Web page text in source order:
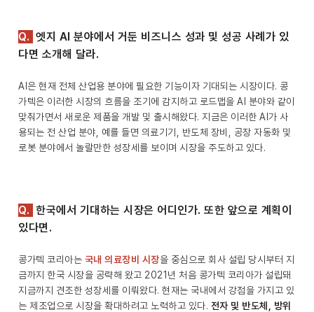
Q. 엣지 AI 분야에서 거둔 비즈니스 성과 및 성공 사례가 있
다면 소개해 달라.
AI은 현재 전체 산업용 분야에 필요한 기능이자 기대되는 시장이다. 콩
가텍은 이러한 시장의 흐름을 조기에 감지하고 로드맵을 AI 분야와 같이
맞춰가면서 새로운 제품을 개발 및 출시해왔다. 지금은 이러한 AI가 사
용되는 전 산업 분야, 예를 들면 의료기기, 반도체 장비, 공장 자동화 및
로봇 분야에서 놀랄만한 성장세를 보이며 시장을 주도하고 있다.
Q. 한국에서 기대하는 시장은 어디인가. 또한 앞으로 계획이
있다면.
콩가텍 코리아는 국내 의료장비 시장을 중심으로 회사 설립 당시부터 지
금까지 한국 시장을 공략해 왔고 2021년 처음 콩가텍 코리아가 설립돼
지금까지 견조한 성장세를 이뤄왔다. 현재는 국내에서 강점을 가지고 있
는 제조업으로 시장을 확대하려고 노력하고 있다. 전자 및 반도체, 방위